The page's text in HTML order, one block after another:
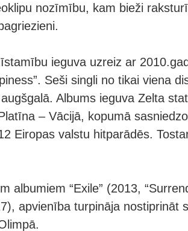
nozīmību, kam bieži
ieguva uzreiz ar
Seši singli no tikai viena
Albums ieguva Zelta
– Vācijā, kopumā
Eiropas valstu hitparādēs.
albumiem “Exile” (2013,
apvienība turpināja nostiprināt